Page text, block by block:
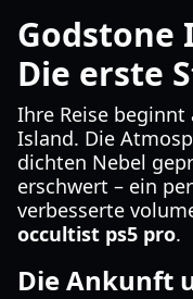
Godstone
Die erste
Ihre Reise beginnt
Island. Die
dichten Nebel
erschwert – ein
verbesserte
occultist ps5 pro.
Die Ankunft